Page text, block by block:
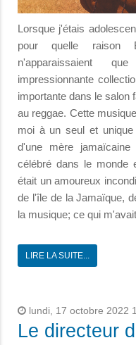
Lorsque j'étais
pour quelle raison
n'apparaissaient
impressionnante
importante dans le salon
au reggae. Cette
moi à un seul et
d'une mère
célébré dans le monde
était un amoureux
de l'île de la Jamaïque,
la musique; ce qui
LIRE LA SUITE...
lundi, 17 octobre 2022
Le directeur